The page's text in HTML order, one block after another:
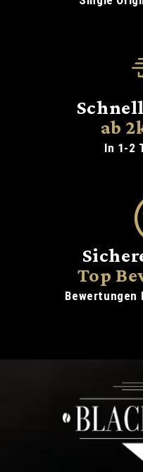
ab
In 1-2
Top
Bewertungen